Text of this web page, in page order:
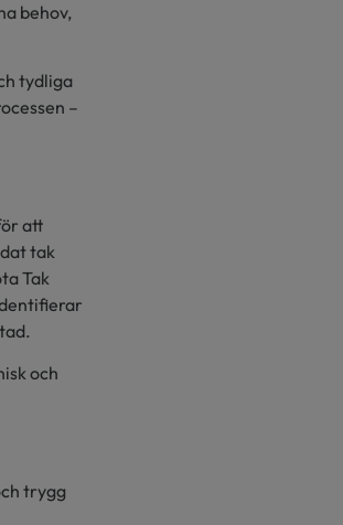
behov,
tydliga
–
att
tak
Tak
och
trygg